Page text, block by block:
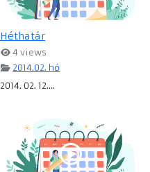
Héthatár
4 views
2014.02. hó
2014. 02. 12....